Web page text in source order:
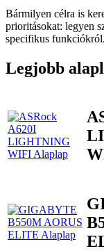
Bármilyen célra is
prioritásokat: legyen
specifikus
Legjobb